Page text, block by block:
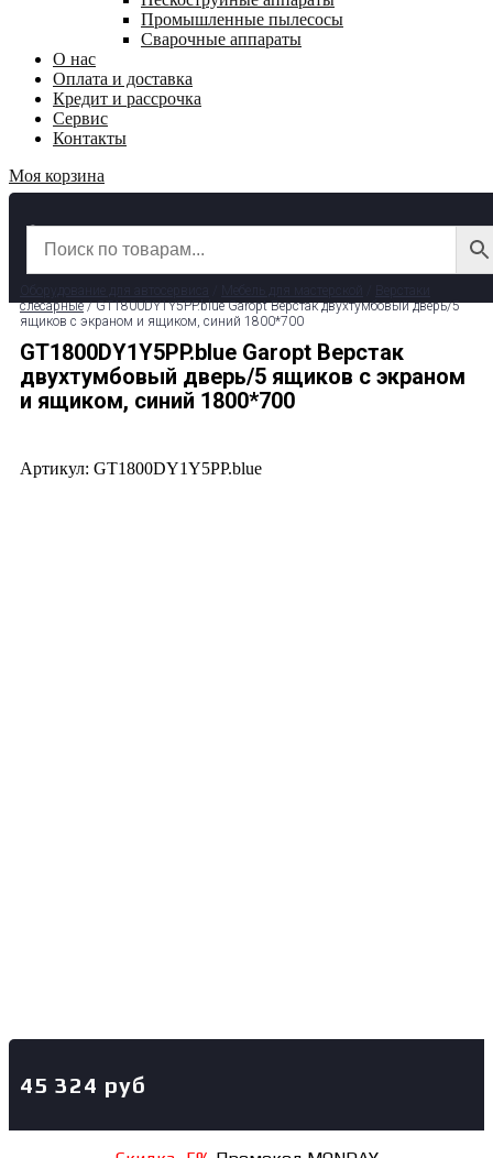
Промышленные пылесосы
Сварочные аппараты
О нас
Оплата и доставка
Кредит и рассрочка
Сервис
Контакты
Моя корзина
✆ 8 (800) 511-39-29
слесарные/ GT1800DY1Y5PP.blue Garopt Верстак двухтумбовый дверь/5
ящиков с экраном и ящиком, синий 1800*700
GT1800DY1Y5PP.blue Garopt Верстак
двухтумбовый дверь/5 ящиков с экраном
и ящиком, синий 1800*700
Артикул: GT1800DY1Y5PP.blue
45 324 руб